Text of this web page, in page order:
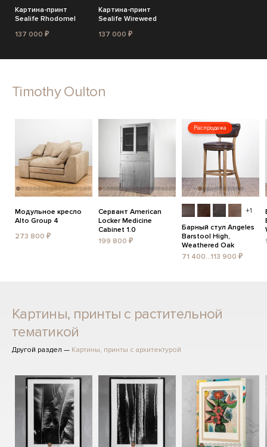
Картина-принт
Sealife Rhodomel
137 000 ₽
Картина-принт
Sealife Wireweed
137 000 ₽
Timothy Oulton
Модульное кресло
Alto Group 4
273 800 ₽
Сервант American
Locker Medicine
Cabinet 1.0
199 800 ₽
Распродажа
+1
Барный стул Angeles
Barstool High,
Weathered Oak
71 400...113 900 ₽
Картины, принты с растительной
тематикой
Другой раздел — Картины, принты с архитектурой